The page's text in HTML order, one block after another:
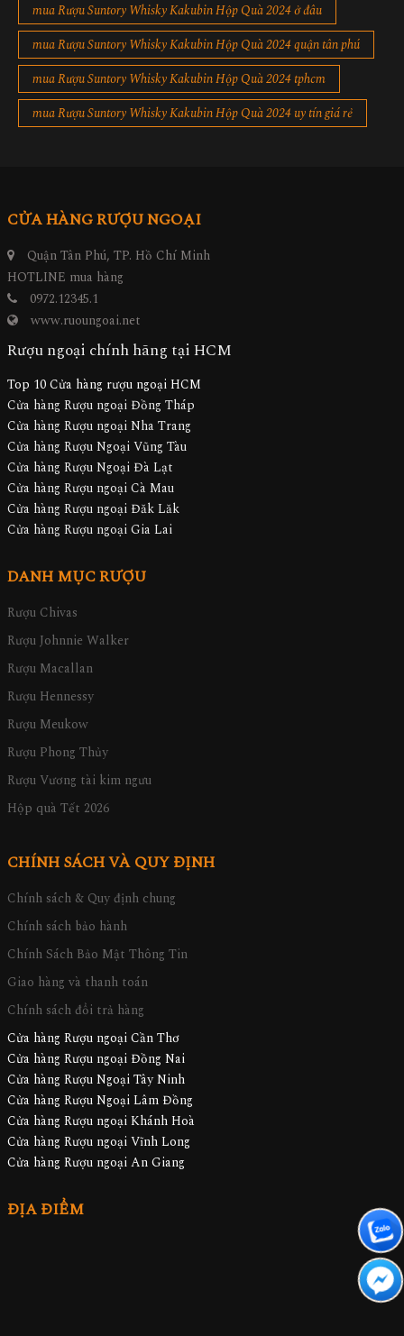
mua Rượu Suntory Whisky Kakubin Hộp Quà 2024 ở đâu
mua Rượu Suntory Whisky Kakubin Hộp Quà 2024 quận tân phú
mua Rượu Suntory Whisky Kakubin Hộp Quà 2024 tphcm
mua Rượu Suntory Whisky Kakubin Hộp Quà 2024 uy tín giá rẻ
CỬA HÀNG RƯỢU NGOẠI
Quận Tân Phú, TP. Hồ Chí Minh
HOTLINE mua hàng
0972.12345.1
www.ruoungoai.net
Rượu ngoại chính hãng tại HCM
Top 10 Cửa hàng rượu ngoại HCM
Cửa hàng Rượu ngoại Đồng Tháp
Cửa hàng Rượu ngoại Nha Trang
Cửa hàng Rượu Ngoại Vũng Tàu
Cửa hàng Rượu Ngoại Đà Lạt
Cửa hàng Rượu ngoại Cà Mau
Cửa hàng Rượu ngoại Đăk Lăk
Cửa hàng Rượu ngoại Gia Lai
DANH MỤC RƯỢU
Rượu Chivas
Rượu Johnnie Walker
Rượu Macallan
Rượu Hennessy
Rượu Meukow
Rượu Phong Thủy
Rượu Vương tài kim ngưu
Hộp quà Tết 2026
CHÍNH SÁCH VÀ QUY ĐỊNH
Chính sách & Quy định chung
Chính sách bảo hành
Chính Sách Bảo Mật Thông Tin
Giao hàng và thanh toán
Chính sách đổi trả hàng
Cửa hàng Rượu ngoại Cần Thơ
Cửa hàng Rượu ngoại Đồng Nai
Cửa hàng Rượu Ngoại Tây Ninh
Cửa hàng Rượu Ngoại Lâm Đồng
Cửa hàng Rượu ngoại Khánh Hoà
Cửa hàng Rượu ngoại Vĩnh Long
Cửa hàng Rượu ngoại An Giang
ĐỊA ĐIỂM